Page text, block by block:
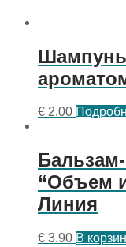
Шампунь
€ 2.00
“Объем
Линия
€ 3.90 В